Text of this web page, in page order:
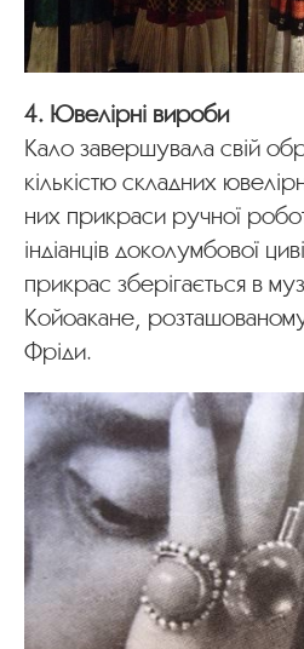
4. Ювелірні вироби
Кало завершувала свій
кількістю складних
них прикраси ручної
індіанців доколумбової
прикрас зберігається в
Койоакане, розташованому
Фріди.